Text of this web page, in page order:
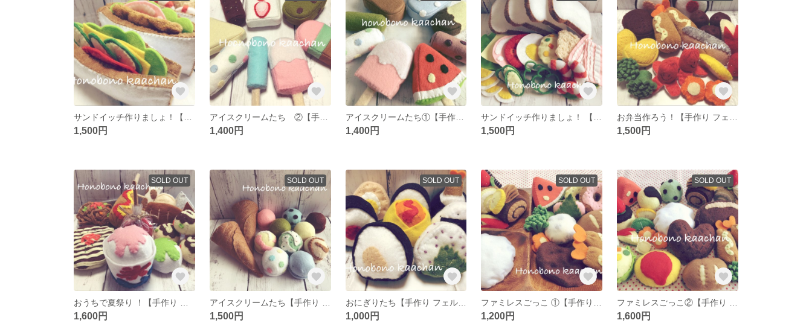
1,500円
アイスクリームたち ②【手作り フェルトのおままごと 】
1,400円
アイスクリームたち①【手作り フェルトのおままごと 】
1,400円 1,500円 1,500円
SOLD OUT
1,600円
SOLD OUT
1,500円
SOLD OUT
おにぎりたち【手作り フェルトのおままごと】
1,000円
SOLD OUT
1,200円
SOLD OUT
1,600円